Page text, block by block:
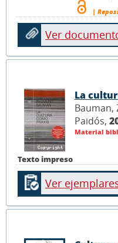
|
Ver
Texto impreso
La
Bauman,
Paidós,
Material
Ver